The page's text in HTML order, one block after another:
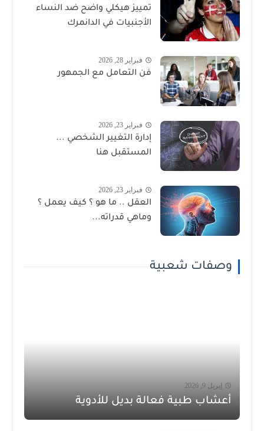
تمييز هيكلي واضح ضد النساء
الأجنبيات في الدانمرك
فبراير 28, 2026
فن التعامل مع الجمهور
فبراير 23, 2026
إدارة التغيير الشخصي ...
المستقبل هنا
فبراير 23, 2026
العقل .. ما هو ؟ كيف يعمل ؟
وماهي قدراته...
وصفات شعبية
إبريل 9, 2026
أعشاب طبية فعالة بديل للأدوية